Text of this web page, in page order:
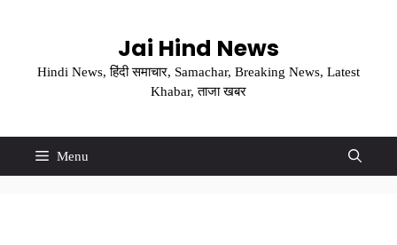
Jai Hind News
Hindi News, हिंदी समाचार, Samachar, Breaking News, Latest
Khabar, ताजा खबर
Menu